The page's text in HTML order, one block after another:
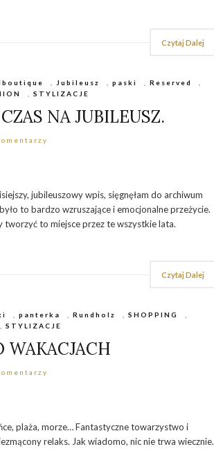
Czytaj Dalej
Jubileusz ,paski ,Reserved
STYLIZACJE
NA JUBILEUSZ.
jubileuszowy wpis, sięgnęłam do archiwum
to bardzo wzruszające i emocjonalne przeżycie.
tworzyć to miejsce przez te wszystkie lata.
Czytaj Dalej
,panterka ,Rundholz ,SHOPPING
STYLIZACJE
WAKACJACH
plaża, morze… Fantastyczne towarzystwo i
relaks. Jak wiadomo, nic nie trwa wiecznie.